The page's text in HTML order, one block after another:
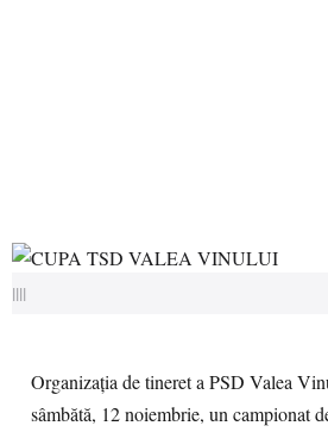
||||
Organizația de tineret a PSD Valea
sâmbătă, 12 noiembrie, un campionat